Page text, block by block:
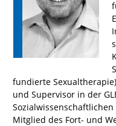
fundierte
und Supervisor in der
Mitglied des Fort- und